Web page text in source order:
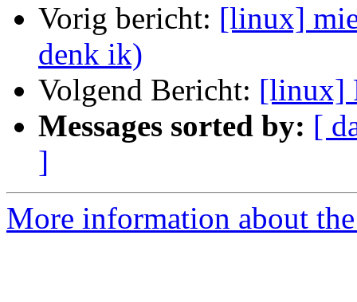
Vorig bericht: [linux]
denk ik)
Volgend Bericht: [linux]
Messages sorted by: [
]
More information about